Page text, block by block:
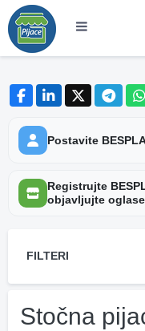
Postavite
Registrujte
objavljujte
FILTERI
Stočna